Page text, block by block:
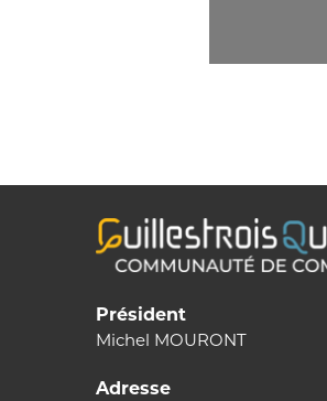
Président
Michel MOURONT
Adresse